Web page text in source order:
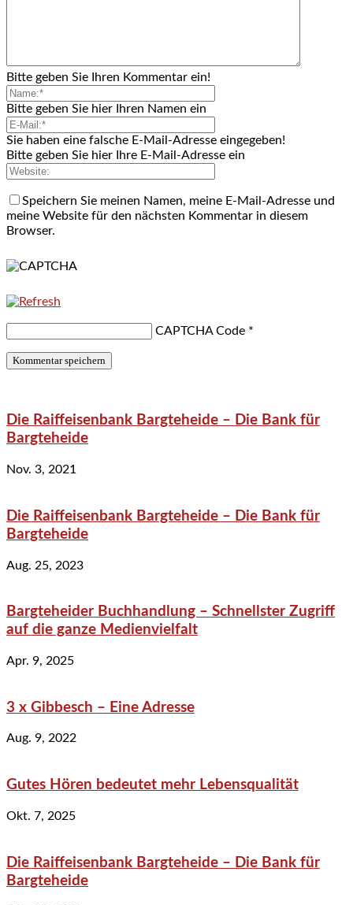
Bitte geben Sie Ihren Kommentar ein!
Bitte geben Sie hier Ihren Namen ein
Sie haben eine falsche E-Mail-Adresse eingegeben!
Bitte geben Sie hier Ihre E-Mail-Adresse ein
Speichern Sie meinen Namen, meine E-Mail-Adresse und
meine Website für den nächsten Kommentar in diesem
Browser.
CAPTCHA Code *
Die Raiffeisenbank Bargteheide – Die Bank für
Bargteheide
Nov. 3, 2021
Die Raiffeisenbank Bargteheide – Die Bank für
Bargteheide
Aug. 25, 2023
Bargteheider Buchhandlung – Schnellster Zugriff
auf die ganze Medienvielfalt
Apr. 9, 2025
3 x Gibbesch – Eine Adresse
Aug. 9, 2022
Gutes Hören bedeutet mehr Lebensqualität
Okt. 7, 2025
Die Raiffeisenbank Bargteheide – Die Bank für
Bargteheide